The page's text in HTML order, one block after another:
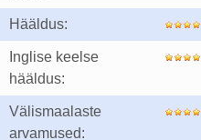
Hääldus:
Inglise keelse
hääldus:
Välismaalaste
arvamused: